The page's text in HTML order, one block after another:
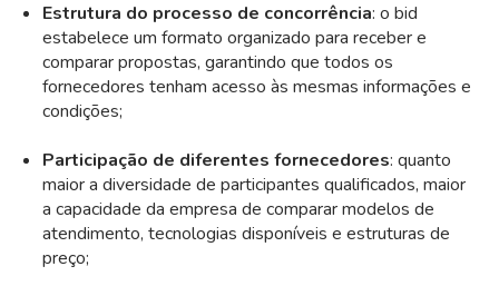
Estrutura do processo de concorrência: o bid
estabelece um formato organizado para receber e
comparar propostas, garantindo que todos os
fornecedores tenham acesso às mesmas informações e
condições;
Participação de diferentes fornecedores: quanto
maior a diversidade de participantes qualificados, maior
a capacidade da empresa de comparar modelos de
atendimento, tecnologias disponíveis e estruturas de
preço;